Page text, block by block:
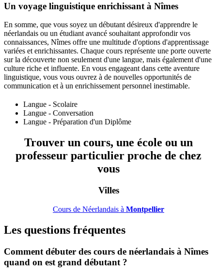
Un voyage linguistique enrichissant à Nîmes
En somme, que vous soyez un débutant désireux d'apprendre le
néerlandais ou un étudiant avancé souhaitant approfondir vos
connaissances, Nîmes offre une multitude d'options d'apprentissage
variées et enrichissantes. Chaque cours représente une porte ouverte
sur la découverte non seulement d'une langue, mais également d'une
culture riche et influente. En vous engageant dans cette aventure
linguistique, vous vous ouvrez à de nouvelles opportunités de
communication et à un enrichissement personnel inestimable.
Langue - Scolaire
Langue - Conversation
Langue - Préparation d'un Diplôme
Trouver un cours, une école ou un
professeur particulier proche de chez
vous
Villes
Cours de Néerlandais à Montpellier
Les questions fréquentes
Comment débuter des cours de néerlandais à Nîmes
quand on est grand débutant ?